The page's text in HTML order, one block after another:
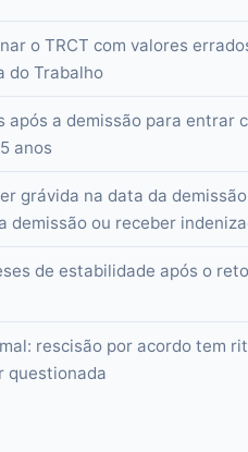
o TRCT com valores
do Trabalho
após a demissão para entrar
anos
grávida na data da
demissão ou receber
de estabilidade após o
rescisão por acordo tem
questionada